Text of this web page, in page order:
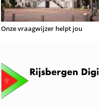
Onze vraagwijzer helpt jou